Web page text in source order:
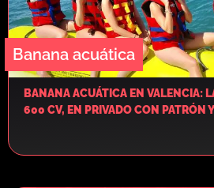
Banana acuática
BANANA ACUÁTICA EN VALENCIA:
600 CV, EN PRIVADO CON PATRÓN